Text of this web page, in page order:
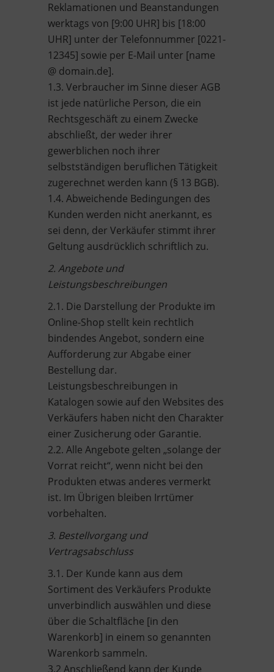
Reklamationen und Beanstandungen
werktags von [9:00 UHR] bis [18:00
UHR] unter der Telefonnummer [0221-
12345] sowie per E-Mail unter [name
@ domain.de].
1.3. Verbraucher im Sinne dieser AGB
ist jede natürliche Person, die ein
Rechtsgeschäft zu einem Zwecke
abschließt, der weder ihrer
gewerblichen noch ihrer
selbstständigen beruflichen Tätigkeit
zugerechnet werden kann (§ 13 BGB).
1.4. Abweichende Bedingungen des
Kunden werden nicht anerkannt, es
sei denn, der Verkäufer stimmt ihrer
Geltung ausdrücklich schriftlich zu.
2. Angebote und
Leistungsbeschreibungen
2.1. Die Darstellung der Produkte im
Online-Shop stellt kein rechtlich
bindendes Angebot, sondern eine
Aufforderung zur Abgabe einer
Bestellung dar.
Leistungsbeschreibungen in
Katalogen sowie auf den Websites des
Verkäufers haben nicht den Charakter
einer Zusicherung oder Garantie.
2.2. Alle Angebote gelten „solange der
Vorrat reicht“, wenn nicht bei den
Produkten etwas anderes vermerkt
ist. Im Übrigen bleiben Irrtümer
vorbehalten.
3. Bestellvorgang und
Vertragsabschluss
3.1. Der Kunde kann aus dem
Sortiment des Verkäufers Produkte
unverbindlich auswählen und diese
über die Schaltfläche [in den
Warenkorb] in einem so genannten
Warenkorb sammeln.
3.2 Anschließend kann der Kunde